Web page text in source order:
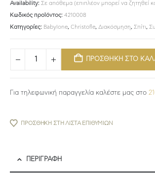
Availability: Σε απόθεμα (επιπλέον μπορεί να ζητηθεί
Κωδικός προϊόντος: 4210008
Κατηγορίες: Babylone, Christofle, Διακόσμηση, Σπίτι,
ΠΡΟΣΘΗΚΗ ΣΤΟ
Για τηλεφωνική παραγγελία καλέστε μας στο
ΠΡΟΣΘΉΚΗ ΣΤΗ ΛΊΣΤΑ ΕΠΙΘΥΜΙΏΝ
ΠΕΡΙΓΡΑΦΉ